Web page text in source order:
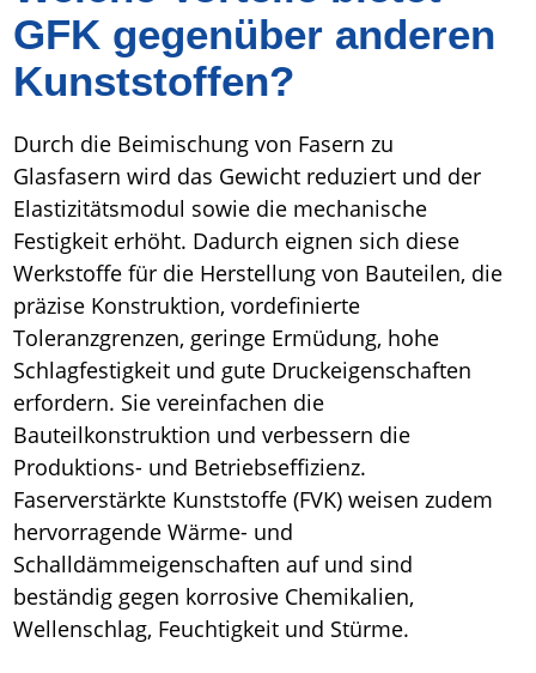
GFK gegenüber anderen
Kunststoffen?
Durch die Beimischung von Fasern zu
Glasfasern wird das Gewicht reduziert und der
Elastizitätsmodul sowie die mechanische
Festigkeit erhöht. Dadurch eignen sich diese
Werkstoffe für die Herstellung von Bauteilen, die
präzise Konstruktion, vordefinierte
Toleranzgrenzen, geringe Ermüdung, hohe
Schlagfestigkeit und gute Druckeigenschaften
erfordern. Sie vereinfachen die
Bauteilkonstruktion und verbessern die
Produktions- und Betriebseffizienz.
Faserverstärkte Kunststoffe (FVK) weisen zudem
hervorragende Wärme- und
Schalldämmeigenschaften auf und sind
beständig gegen korrosive Chemikalien,
Wellenschlag, Feuchtigkeit und Stürme.